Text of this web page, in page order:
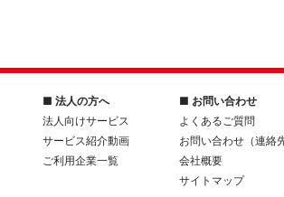
■ 法人の方へ
法人向けサービス
サービス紹介動画
ご利用企業一覧
■ お問い合わせ
よくあるご質問
お問い合わせ（連絡
会社概要
サイトマップ